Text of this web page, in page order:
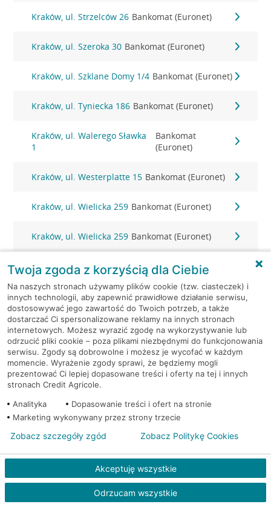
Kraków, ul. Strzelców 26 Bankomat (Euronet)
Kraków, ul. Szeroka 30 Bankomat (Euronet)
Kraków, ul. Szklane Domy 1/4 Bankomat (Euronet)
Kraków, ul. Tyniecka 186 Bankomat (Euronet)
Kraków, ul. Walerego Sławka
1
Bankomat
(Euronet)
Kraków, ul. Westerplatte 15 Bankomat (Euronet)
Kraków, ul. Wielicka 259 Bankomat (Euronet)
Kraków, ul. Wielicka 259 Bankomat (Euronet)
Kraków, ul. Wielicka 72 Bankomat (Euronet)
Kraków, ul. Wielicka 72 Bankomat (Euronet)
Kraków, ul. Wielicka 72 Bankomat (Euronet)
Kraków, ul. Wielicka 79 Bankomat (Euronet)
Kraków, ul. Wiślna 6
Kraków, ul. Włoska 2 Bankomat (Euronet)
Kraków, ul. Wrocławska 43A Bankomat (Euronet)
Kraków, ul. Wysłouchów 1 Bankomat (Euronet)
Kraków, ul. Zakopiańska 105 Bankomat (Euronet)
Twoja zgoda z korzyścią dla Ciebie
Na naszych stronach używamy plików cookie (tzw. ciasteczek) i
innych technologii, aby zapewnić prawidłowe działanie serwisu,
dostosowywać jego zawartość do Twoich potrzeb, a także
dostarczać Ci spersonalizowane reklamy na innych stronach
internetowych. Możesz wyrazić zgodę na wykorzystywanie lub
odrzucić pliki cookie – poza plikami niezbędnymi do funkcjonowania
serwisu. Zgody są dobrowolne i możesz je wycofać w każdym
momencie. Wyrażenie zgody sprawi, że będziemy mogli
prezentować Ci lepiej dopasowane treści i oferty na tej i innych
stronach Credit Agricole.
Analityka
Dopasowanie treści i ofert na stronie
Marketing wykonywany przez strony trzecie
Akceptuję wszystkie
Odrzucam wszystkie
Zobacz szczegóły zgód Zobacz Politykę Cookies